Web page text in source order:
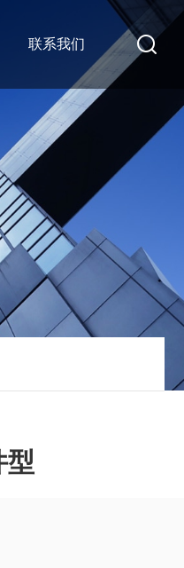
联系我们
型